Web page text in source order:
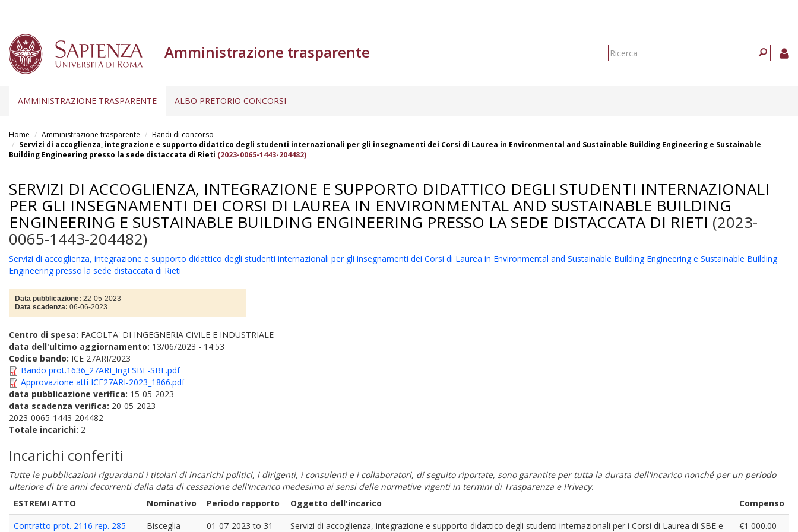
contenuto
principale
Amministrazione trasparente
Form
AMMINISTRAZIONE TRASPARENTE ALBO PRETORIO CONCORSI
Home Amministrazione trasparente
Bandi di concorso
Servizi di accoglienza, integrazione e supporto didattico degli studenti internazionali per gli insegnamenti dei Corsi di Laurea in Environmental and Sustainable Building Engineering e Sustainable
Building Engineering presso la sede distaccata di Rieti (2023-0065-1443-204482)
SERVIZI DI ACCOGLIENZA, INTEGRAZIONE E SUPPORTO DIDATTICO DEGLI STUDENTI INTERNAZIONALI
PER GLI INSEGNAMENTI DEI CORSI DI LAUREA IN ENVIRONMENTAL AND SUSTAINABLE BUILDING
ENGINEERING E SUSTAINABLE BUILDING ENGINEERING PRESSO LA SEDE DISTACCATA DI RIETI (2023-
0065-1443-204482)
Servizi di accoglienza, integrazione e supporto didattico degli studenti internazionali per gli insegnamenti dei Corsi di Laurea in Environmental and Sustainable Building Engineering e Sustainable Building
Engineering presso la sede distaccata di Rieti
Data pubblicazione: 22-05-2023
Data scadenza: 06-06-2023
Centro di spesa: FACOLTA' DI INGEGNERIA CIVILE E INDUSTRIALE
data dell'ultimo aggiornamento: 13/06/2023 - 14:53
Codice bando: ICE 27ARI/2023
Bando prot.1636_27ARI_IngESBE-SBE.pdf
Approvazione atti ICE27ARI-2023_1866.pdf
data pubblicazione verifica: 15-05-2023
data scadenza verifica: 20-05-2023
2023-0065-1443-204482
Totale incarichi: 2
Incarichi conferiti
Tutte le pubblicazioni riguardanti i titolari di incarichi politici, i dirigenti, i consulenti e i collaboratori, di seguito riportate, sono garantite per tutta la durata dell'incarico nonché per un periodo
ulteriore di tre anni decorrenti dalla data di cessazione dell'incarico medesimo ai sensi delle normative vigenti in termini di Trasparenza e Privacy.
ESTREMI ATTO
Nominativo Periodo rapporto Oggetto dell'incarico
Compenso
Contratto prot. 2116 rep. 285
Bisceglia 01-07-2023 to 31- Servizi di accoglienza, integrazione e supporto didattico degli studenti internazionali per i Corsi di Laurea di SBE e €1 000.00